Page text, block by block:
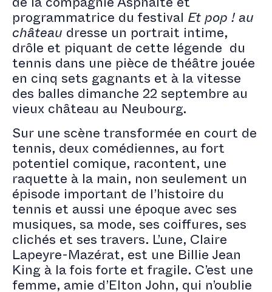
de la compagnie Asphalte et
programmatrice du festival Et pop ! au
château dresse un portrait intime,
drôle et piquant de cette légende du
tennis dans une pièce de théâtre jouée
en cinq sets gagnants et à la vitesse
des balles dimanche 22 septembre au
vieux château au Neubourg.
Sur une scène transformée en court de
tennis, deux comédiennes, au fort
potentiel comique, racontent, une
raquette à la main, non seulement un
épisode important de l’histoire du
tennis et aussi une époque avec ses
musiques, sa mode, ses coiffures, ses
clichés et ses travers. L’une, Claire
Lapeyre-Mazérat, est une Billie Jean
King à la fois forte et fragile. C’est une
femme, amie d’Elton John, qui n’oublie